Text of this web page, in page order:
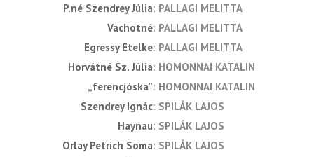
P.né Szendrey Júlia PALLAGI MELITTA
Vachotné PALLAGI MELITTA
Egressy Etelke PALLAGI MELITTA
Horvátné Sz. Júlia HOMONNAI KATALIN
„ferencjóska” HOMONNAI KATALIN
Szendrey Ignác SPILÁK LAJOS
Haynau SPILÁK LAJOS
Orlay Petrich Soma SPILÁK LAJOS